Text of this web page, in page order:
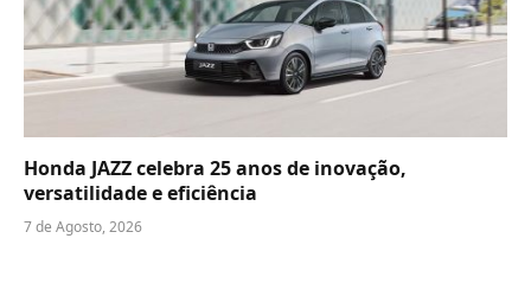
Honda JAZZ celebra 25 anos de inovação,
versatilidade e eficiência
7 de Agosto, 2026